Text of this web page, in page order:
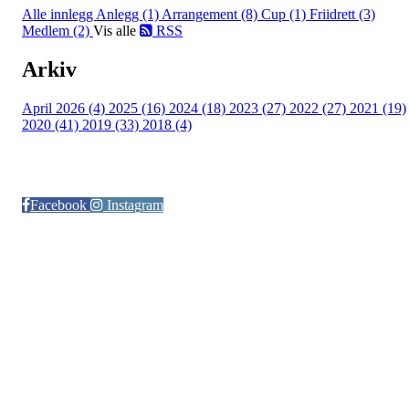
Alle innlegg Anlegg (1) Arrangement (8) Cup (1) Friidrett (3)
Medlem (2) Vis alle RSS
Arkiv
April 2026 (4) 2025 (16) 2024 (18) 2023 (27) 2022 (27) 2021 (19)
2020 (41) 2019 (33) 2018 (4)
Facebook
Instagram